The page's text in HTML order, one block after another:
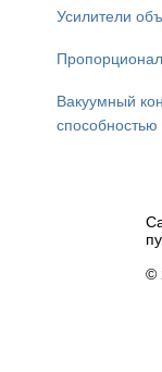
Усилители
Вакуумный
©